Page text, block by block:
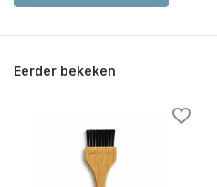
Eerder bekeken